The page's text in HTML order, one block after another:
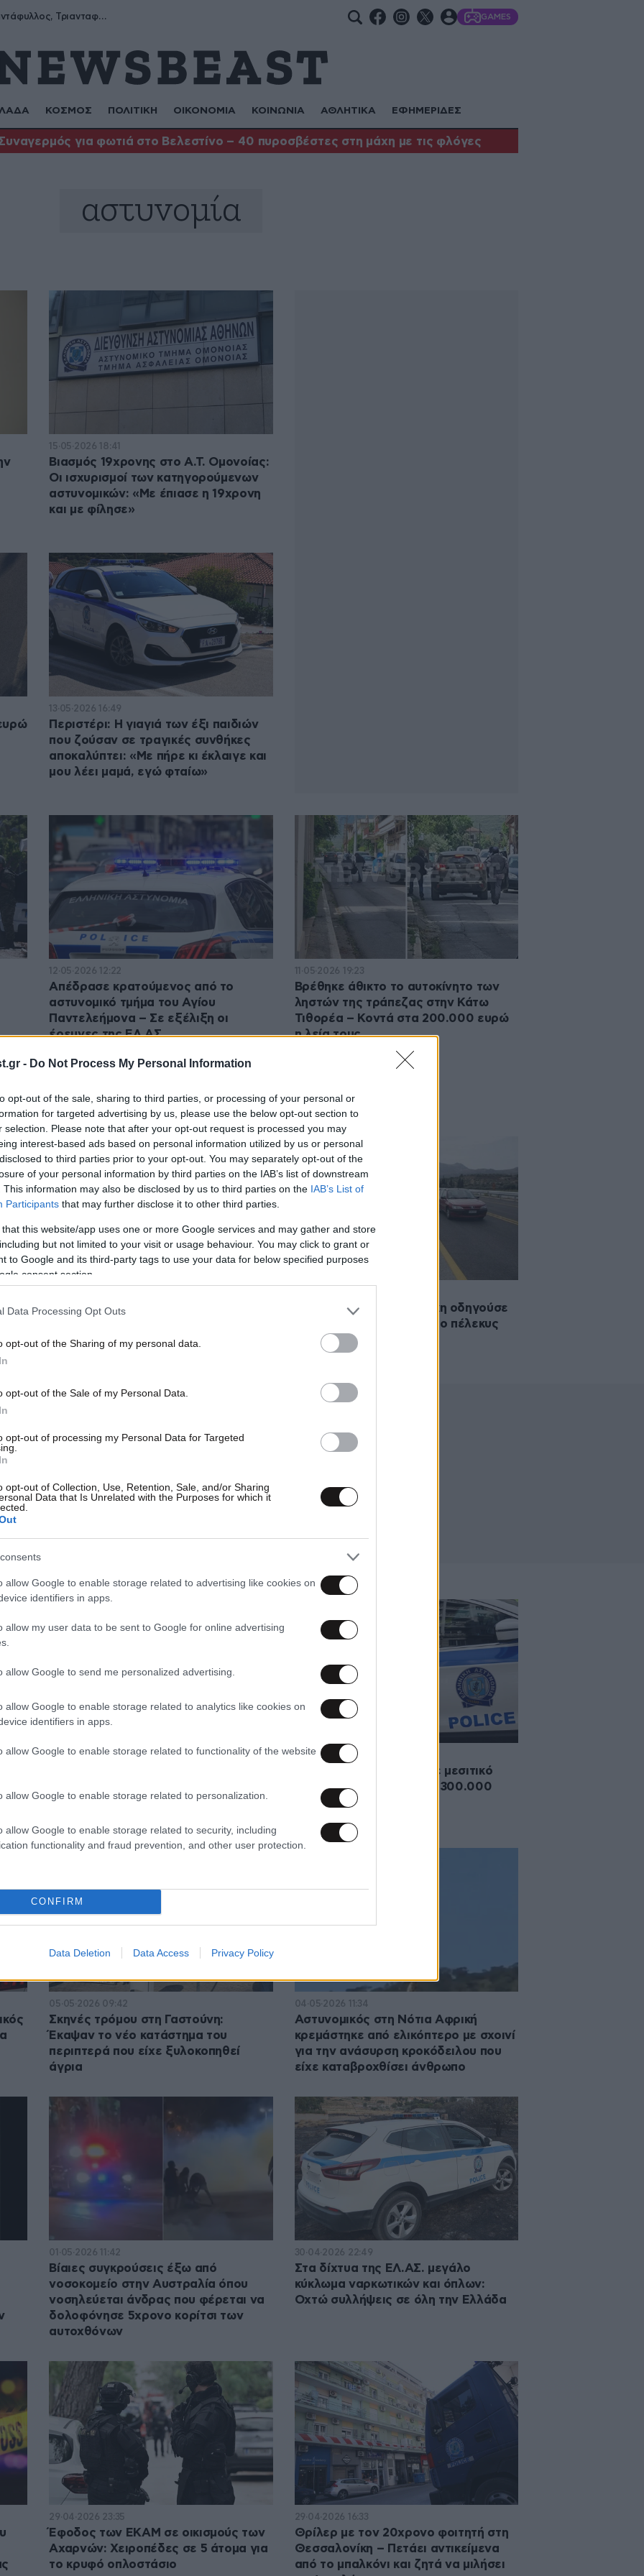
- Do Not Process My Personal Information
opt-out of the sale, sharing to third parties, or processing of your personal or
for targeted advertising by us, please use the below opt-out section to
selection. Please note that after your opt-out request is processed you may
interest-based ads based on personal information utilized by us or personal
to third parties prior to your opt-out. You may separately opt-out of the
of your personal information by third parties on the IAB’s list of downstream
This information may also be disclosed by us to third parties on the IAB’s List of
Participants that may further disclose it to other third parties.
that this website/app uses one or more Google services and may gather and store
but not limited to your visit or usage behaviour. You may click to grant or
to Google and its third-party tags to use your data for below specified purposes
consent section.
Data Processing Opt Outs
opt-out of the Sharing of my personal data.
opt-out of the Sale of my Personal Data.
opt-out of processing my Personal Data for Targeted
opt-out of Collection, Use, Retention, Sale, and/or Sharing
Data that Is Unrelated with the Purposes for which it
allow Google to enable storage related to advertising like cookies on
identifiers in apps.
allow my user data to be sent to Google for online advertising
allow Google to send me personalized advertising.
allow Google to enable storage related to analytics like cookies on
identifiers in apps.
allow Google to enable storage related to functionality of the website
allow Google to enable storage related to personalization.
allow Google to enable storage related to security, including
functionality and fraud prevention, and other user protection.
CONFIRM
Data Deletion Data Access Privacy Policy
Μύρων, Τριαντάφυλλος, Τριανταφυλλιά, Φυλλιώ, Ρόζα GAMES
ΚΟΣΜΟΣ ΠΟΛΙΤΙΚΗ ΟΙΚΟΝΟΜΙΑ ΚΟΙΝΩΝΙΑ ΑΘΛΗΤΙΚΑ ΕΦΗΜΕΡΙΔΕΣ
για φωτιά στο Βελεστίνο – 40 πυροσβέστες στη μάχη με τις φλόγες
αστυνομία
15·05·2026 18:41
Βιασμός 19χρονης στο Α.Τ. Ομονοίας:
Οι ισχυρισμοί των κατηγορούμενων
αστυνομικών: «Με έπιασε η 19χρονη
και με φίλησε»
13·05·2026 16:49
Περιστέρι: Η γιαγιά των έξι παιδιών
που ζούσαν σε τραγικές συνθήκες
αποκαλύπτει: «Με πήρε κι έκλαιγε και
μου λέει μαμά, εγώ φταίω»
12·05·2026 12:22
Απέδρασε κρατούμενος από το
αστυνομικό τμήμα του Αγίου
Παντελεήμονα – Σε εξέλιξη οι
έρευνες της ΕΛ.ΑΣ.
11·05·2026 19:23
Βρέθηκε άθικτο το αυτοκίνητο των
ληστών της τράπεζας στην Κάτω
Τιθορέα – Κοντά στα 200.000 ευρώ
η λεία τους
Καρέ-καρέ έφοδος αστυνομικών σε
στα Εξάρχεια – Πέντε συλλήψεις
Νεαρός στη Θεσσαλονίκη οδηγούσε
με 162 χλμ/ώρα – Βαρύς ο πέλεκυς
του δικαστηρίου
05·05·2026 16:07
βόρεια προάστια – Πέταξε πέτρες σε
05·05·2026 10:07
Καταγγελία για ριφιφί σε μεσιτικό
γραφείο με λεία σχεδόν 300.000
ευρώ
05·05·2026 09:42
Σκηνές τρόμου στη Γαστούνη:
Έκαψαν το νέο κατάστημα του
περιπτερά που είχε ξυλοκοπηθεί
άγρια
04·05·2026 11:34
Αστυνομικός στη Νότια Αφρική
κρεμάστηκε από ελικόπτερο με σχοινί
για την ανάσυρση κροκόδειλου που
είχε καταβροχθίσει άνθρωπο
01·05·2026 11:42
Βίαιες συγκρούσεις έξω από
νοσοκομείο στην Αυστραλία όπου
νοσηλεύεται άνδρας που φέρεται να
δολοφόνησε 5χρονο κορίτσι των
αυτοχθόνων
30·04·2026 22:49
Στα δίχτυα της ΕΛ.ΑΣ. μεγάλο
κύκλωμα ναρκωτικών και όπλων:
Οχτώ συλλήψεις σε όλη την Ελλάδα
29·04·2026 23:35
Έφοδος των ΕΚΑΜ σε οικισμούς των
Αχαρνών: Χειροπέδες σε 5 άτομα για
το κρυφό οπλοστάσιο
29·04·2026 16:33
Θρίλερ με τον 20χρονο φοιτητή στη
Θεσσαλονίκη – Πετάει αντικείμενα
από το μπαλκόνι και ζητά να μιλήσει